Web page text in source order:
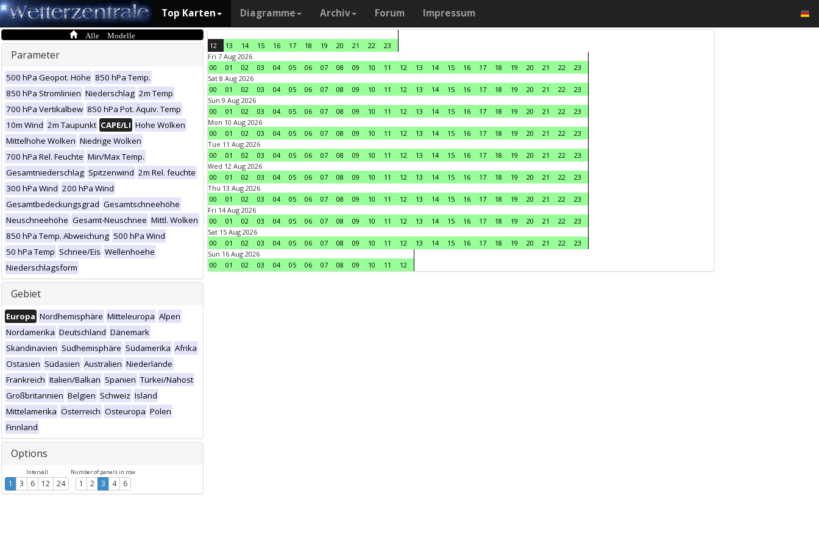
Top Karten Diagramme Archiv Forum Impressum
Alle Modelle
Parameter
500 hPa Geopot. Höhe 850 hPa Temp.
850 hPa Stromlinien Niederschlag 2m Temp
700 hPa Vertikalbew 850 hPa Pot. Äquiv. Temp
10m Wind 2m Taupunkt CAPE/LI Hohe Wolken
Mittelhohe Wolken Niedrige Wolken
700 hPa Rel. Feuchte Min/Max Temp.
Gesamtniederschlag Spitzenwind 2m Rel. feuchte
300 hPa Wind 200 hPa Wind
Gesamtbedeckungsgrad Gesamtschneehöhe
Neuschneehöhe Gesamt-Neuschnee Mittl. Wolken
850 hPa Temp. Abweichung 500 hPa Wind
50 hPa Temp Schnee/Eis Wellenhoehe
Niederschlagsform
Gebiet
Europa Nordhemisphäre Mitteleuropa Alpen
Nordamerika Deutschland Dänemark
Skandinavien Südhemisphäre Südamerika Afrika
Ostasien Südasien Australien Niederlande
Frankreich Italien/Balkan Spanien Türkei/Nahost
Großbritannien Belgien Schweiz Island
Mittelamerika Österreich Osteuropa Polen
Finnland
Options
Intervall
1 3 6 12 24
Number of panels in row
1 2 3 4 6
12 13 14 15 16 17 18 19 20 21 22
23
Fri 7 Aug 2026
00
01 02 03 04 05 06 07 08 09 10 11 12 13 14 15 16 17 18 19 20 21 22
23
Sat 8 Aug 2026
00
01 02 03 04 05 06 07 08 09 10 11 12 13 14 15 16 17 18 19 20 21 22
23
Sun 9 Aug 2026
00
01 02 03 04 05 06 07 08 09 10 11 12 13 14 15 16 17 18 19 20 21 22
23
Mon 10 Aug 2026
00
01 02 03 04 05 06 07 08 09 10 11 12 13 14 15 16 17 18 19 20 21 22
23
Tue 11 Aug 2026
00
01 02 03 04 05 06 07 08 09 10 11 12 13 14 15 16 17 18 19 20 21 22
23
Wed 12 Aug 2026
00
01 02 03 04 05 06 07 08 09 10 11 12 13 14 15 16 17 18 19 20 21 22
23
Thu 13 Aug 2026
00
01 02 03 04 05 06 07 08 09 10 11 12 13 14 15 16 17 18 19 20 21 22
23
Fri 14 Aug 2026
00
01 02 03 04 05 06 07 08 09 10 11 12 13 14 15 16 17 18 19 20 21 22
23
Sat 15 Aug 2026
00
01 02 03 04 05 06 07 08 09 10 11 12 13 14 15 16 17 18 19 20 21 22
23
Sun 16 Aug 2026
00
01 02 03 04 05 06 07 08 09 10 11 12